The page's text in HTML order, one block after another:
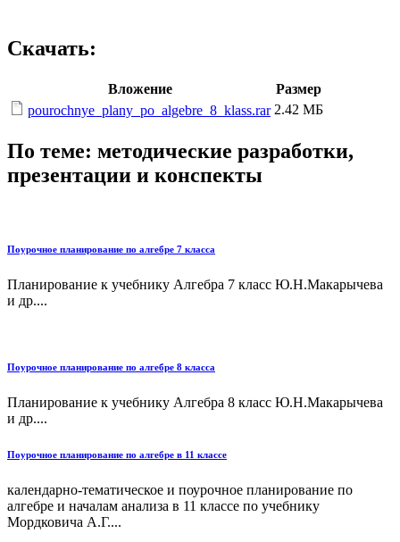
Скачать:
Вложение
Размер
pourochnye_plany_po_algebre_8_klass.rar 2.42 МБ
По теме: методические разработки,
презентации и конспекты
Поурочное планирование по алгебре 7 класса
Планирование к учебнику Алгебра 7 класс Ю.Н.Макарычева
и др....
Поурочное планирование по алгебре 8 класса
Планирование к учебнику Алгебра 8 класс Ю.Н.Макарычева
и др....
Поурочное планирование по алгебре в 11 классе
календарно-тематическое и поурочное планирование по
алгебре и началам анализа в 11 классе по учебнику
Мордковича А.Г....